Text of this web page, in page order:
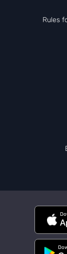
Rules